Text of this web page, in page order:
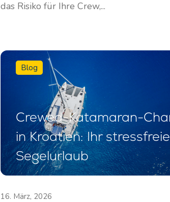
das Risiko für Ihre Crew,...
Blog
Crewed-Katamaran-
in Kroatien: Ihr
Segelurlaub
16. März, 2026